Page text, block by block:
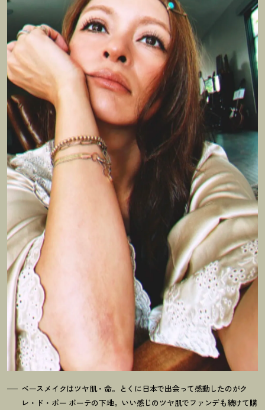
ベースメイクはツヤ肌・命。とくに日本で出会って感動したのがク
レ・ド・ポー ボーテの下地。いい感じのツヤ肌でファンデも続けて購